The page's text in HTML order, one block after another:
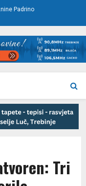
Padrino
Tri